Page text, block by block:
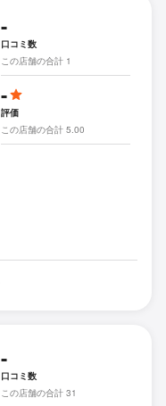
-
口コミ数
この店舗の合計 1
-
評価
この店舗の合計 5.00
-
口コミ数
この店舗の合計 31